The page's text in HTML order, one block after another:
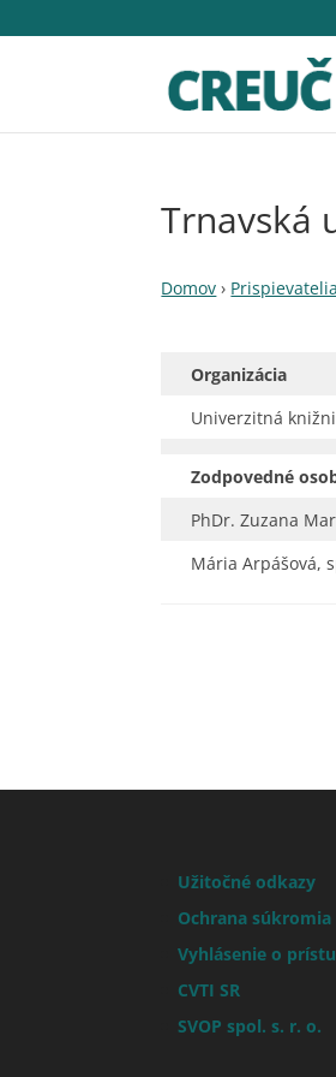
Trnavská
Domov › Prispievatelia
Organizácia
Univerzitná
Zodpovedné
PhDr. Zuzana
Mária Arpášová,
Užitočné odkazy
Ochrana súkromia
Vyhlásenie o
CVTI SR
SVOP spol. s. r. o.